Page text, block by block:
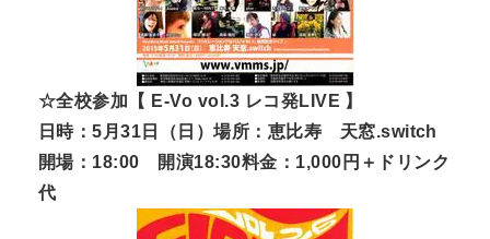
☆全校参加【 E-Vo vol.3 レコ発LIVE 】
日時：5月31日（日）場所：恵比寿 天窓.switch
開場：18:00 開演18:30料金：1,000円＋ドリンク
代